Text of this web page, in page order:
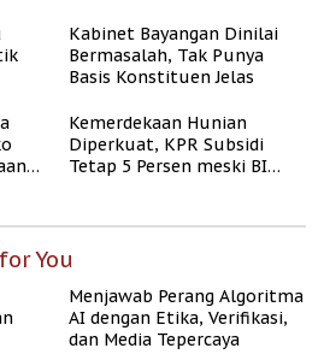
Kabinet Bayangan Dinilai
Bermasalah, Tak Punya
Basis Konstituen Jelas
Kemerdekaan Hunian
Diperkuat, KPR Subsidi
Tetap 5 Persen meski BI
You
Menjawab Perang Algoritma
AI dengan Etika, Verifikasi,
dan Media Tepercaya